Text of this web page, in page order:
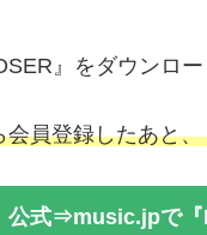
』をダウンロー
員登録したあと
公式⇒music.jpで『